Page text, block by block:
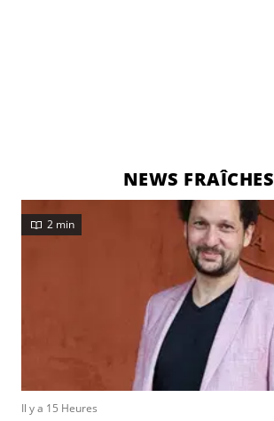
NEWS FRAÎCHES
2 min
Il y a 15 Heures